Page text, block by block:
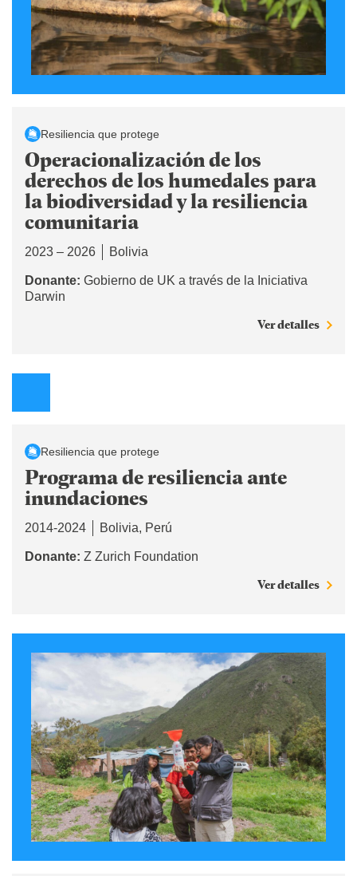
Resiliencia que protege
Operacionalización de los
derechos de los humedales para
la biodiversidad y la resiliencia
comunitaria
2023 – 2026 Bolivia
Donante: Gobierno de UK a través de la Iniciativa
Darwin
Ver detalles
Resiliencia que protege
Programa de resiliencia ante
inundaciones
2014-2024 Bolivia Perú
Donante: Z Zurich Foundation
Ver detalles